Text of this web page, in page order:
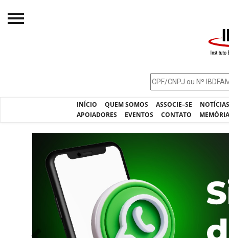
INÍCIO QUEM SOMOS ASSOCIE–SE
APOIADORES
EVENTOS CONTATO
Jurisprudência
Pós-Graduação
Processos - IBDFAM
Projetos do IBDFAM